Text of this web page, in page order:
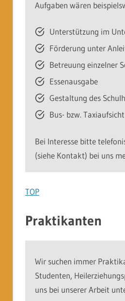
Aufgaben wären
Unterstützung im
Förderung unter
Betreuung einzelner
Essenausgabe
Gestaltung des
Bus- bzw. Taxiaufsicht
Bei Interesse bitte
(siehe Kontakt) bei uns
TOP
Praktikanten
Wir suchen immer
Studenten,
uns bei unserer Arbeit